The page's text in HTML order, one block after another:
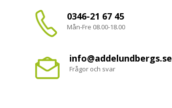
0346-21 67 45
Mån-Fre 08.00-18.00
info@addelundbergs.se
Frågor och svar